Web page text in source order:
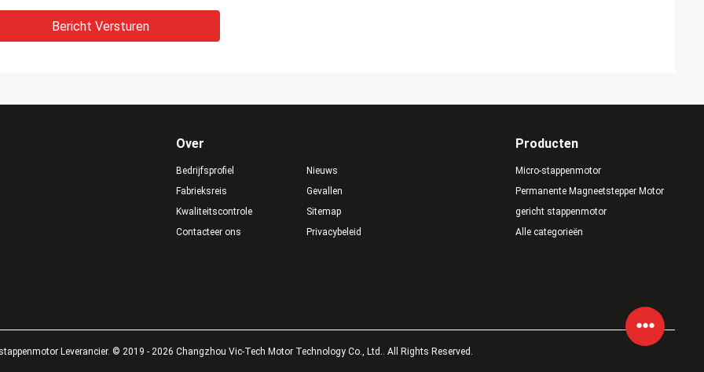
Bericht Versturen
Over
Bedrijfsprofiel
Fabrieksreis
Kwaliteitscontrole
Contacteer ons
Nieuws
Gevallen
Sitemap
Privacybeleid
Producten
Micro-stappenmotor
Permanente Magneetstepper Motor
gericht stappenmotor
Alle categorieën
Leverancier. © 2019 - 2026 Changzhou Vic-Tech Motor Technology Co., Ltd.. All Rights Reserved.